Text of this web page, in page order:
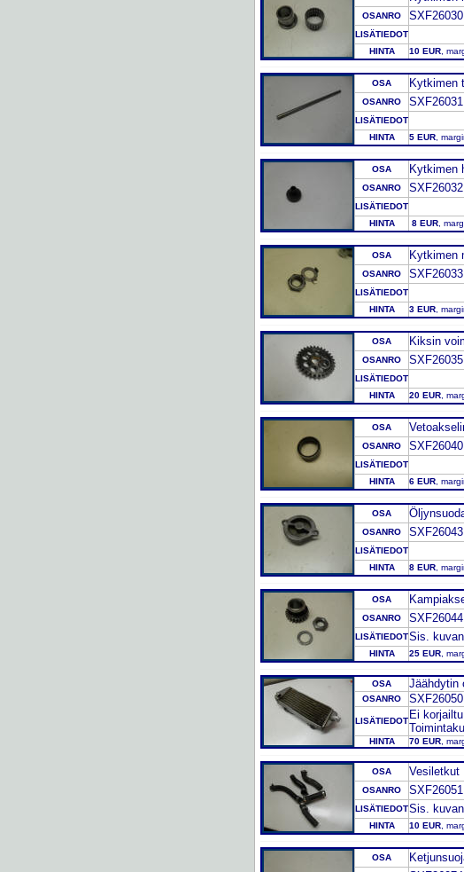
OSANRO SXF26030
LISÄTIEDOT
HINTA
10 EUR ,
OSA Kytkimen
OSANRO SXF26031
LISÄTIEDOT
HINTA
5 EUR ,
OSA Kytkimen
OSANRO SXF26032
LISÄTIEDOT
HINTA
8 EUR ,
OSA Kytkimen
OSANRO SXF26033
LISÄTIEDOT
HINTA
3 EUR ,
OSA Kiksin
OSANRO SXF26035
LISÄTIEDOT
HINTA
20 EUR ,
OSA
OSANRO SXF26040
LISÄTIEDOT
HINTA
6 EUR ,
OSA
OSANRO SXF26043
LISÄTIEDOT
HINTA
8 EUR ,
OSA
OSANRO SXF26044
LISÄTIEDOTSis.
HINTA 25 EUR ,
OSA Jäähdytin
OSANRO SXF26050
LISÄTIEDOT Ei
HINTA 70 EUR ,
OSA Vesiletkut
OSANRO SXF26051
LISÄTIEDOTSis.
HINTA 10 EUR ,
OSA